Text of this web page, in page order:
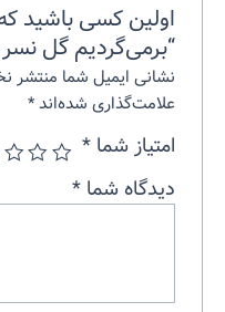
اولین کسی باشید
“برمی‌گردیم گل
نشانی ایمیل شما منتشر
علامت‌گذاری شده‌اند*
امتیاز شما*
دیدگاه شما*